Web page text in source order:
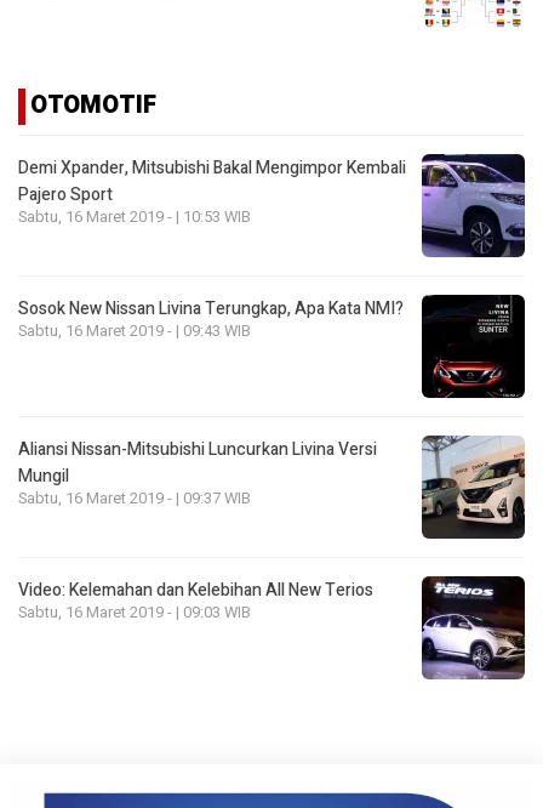
OTOMOTIF
Demi Xpander, Mitsubishi Bakal Mengimpor Kembali
Pajero Sport
Sabtu, 16 Maret 2019 - | 10:53 WIB
Sosok New Nissan Livina Terungkap, Apa Kata NMI?
Sabtu, 16 Maret 2019 - | 09:43 WIB
Aliansi Nissan-Mitsubishi Luncurkan Livina Versi
Mungil
Sabtu, 16 Maret 2019 - | 09:37 WIB
Video: Kelemahan dan Kelebihan All New Terios
Sabtu, 16 Maret 2019 - | 09:03 WIB